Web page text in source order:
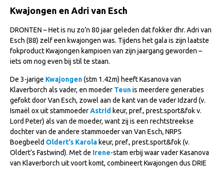
Import registratie
I&R Registratie
Informatie overschrijven paspoort
Formulier overschrijven op naam
Animal Health Regulation
Gids voor Goede Praktijken
Marktplaats
Tarievenlijst
Veel gestelde vragen
Kwajongen en Adri van Esch
DRONTEN – Het is nu zo’n 80 jaar geleden dat fokker dhr. Adri van
Esch (88) zelf een kwajongen was. Tijdens het gala is zijn laatste
fokproduct Kwajongen kampioen van zijn jaargang geworden –
iets om nog even bij stil te staan.
De 3-jarige Kwajongen(stm 1.42m) heeft Kasanova van
Klaverborch als vader, en moeder Teunis meerdere generaties
gefokt door Van Esch, zowel aan de kant van de vader Idzard (v.
Ismaël ox uit stammoederAstrid keur, pref., prest.sport&fok v.
Lord Peter) als van de moeder, want zij is een rechtstreekse
dochter van de andere stammoeder van Van Esch, NRPS
Boegbeeld Oldert’s Karolakeur, pref., prest.sport&fok (v.
Oldert’s Fastwind). Met de Irene-stam erbij waar vader Kasanova
van Klaverborch uit voort komt, combineert Kwajongen dus DRIE